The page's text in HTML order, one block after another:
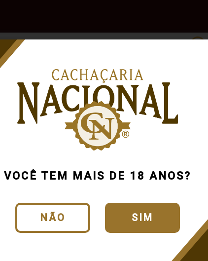
VOCÊ TEM MAIS DE 18 ANOS?
NÃO SIM
Acessórios
Outras
Bebidas
Marcas
Carvalho Americano R$100 a R$200